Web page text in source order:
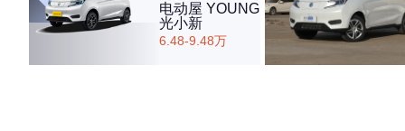
电动屋 YOUNG
光小新
6.48-9.48万